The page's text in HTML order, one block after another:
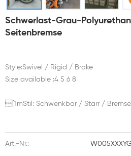
Schwerlast-Grau-
Seitenbremse
Style:Swivel / Rigid / Brake
Size available :4 5 6 8
[1mStil: Schwenkbar / Starr / Bremse
Art.-Nr.: